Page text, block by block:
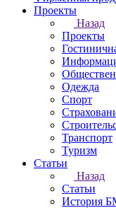
Проекты
Назад
Проекты
Одежда
Спорт
Транспорт
Туризм
Статьи
Назад
Статьи
История